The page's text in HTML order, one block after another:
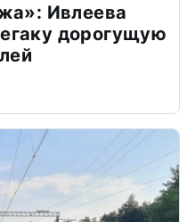
Ивлеева
дорогущую